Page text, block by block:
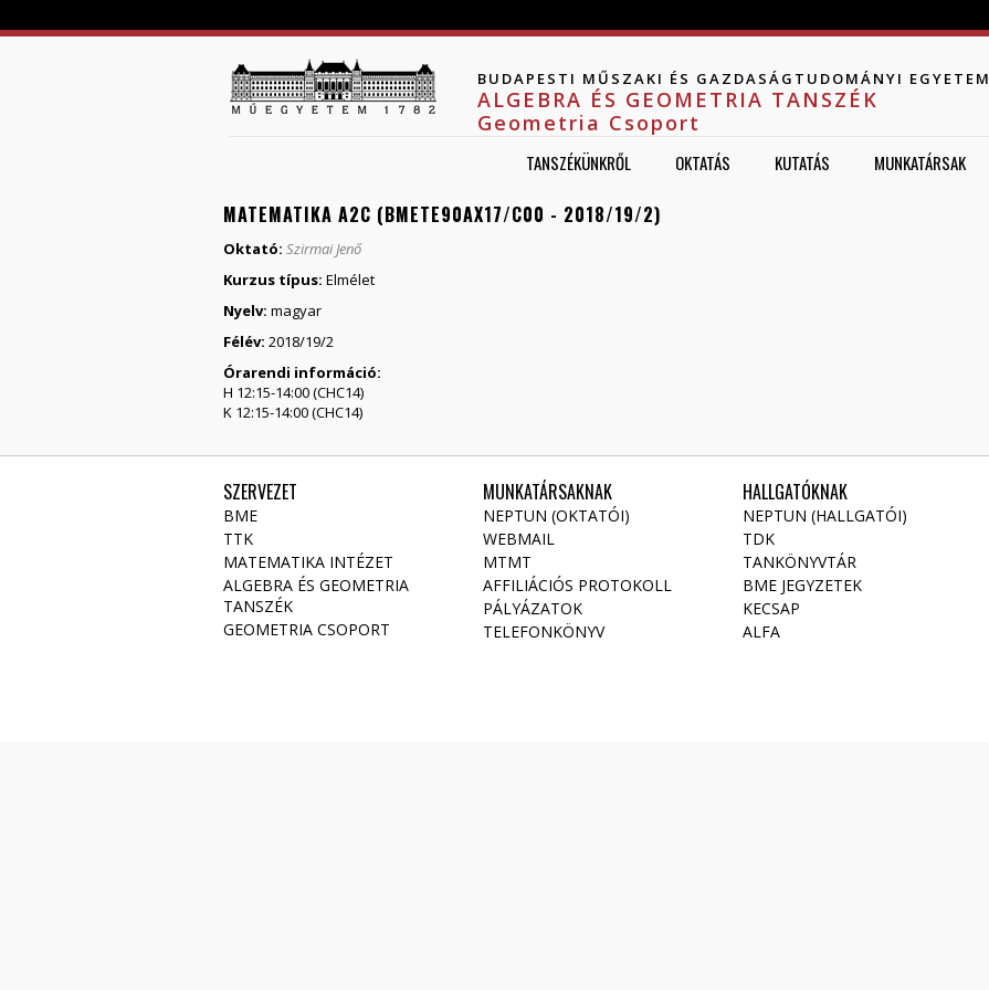
BUDAPESTI MŰSZAKI ÉS GAZDASÁGTUDOMÁNYI EGYETEM
ALGEBRA ÉS GEOMETRIA TANSZÉK
Geometria Csoport
TANSZÉKÜNKRŐL OKTATÁS KUTATÁS MUNKATÁRSAK
MATEMATIKA A2C (BMETE90AX17/C00 - 2018/19/2)
Oktató: Szirmai Jenő
Kurzus típus: Elmélet
Nyelv: magyar
Félév: 2018/19/2
Órarendi információ:
H 12:15-14:00 (CHC14)
K 12:15-14:00 (CHC14)
SZERVEZET
BME
TTK
MATEMATIKA INTÉZET
ALGEBRA ÉS GEOMETRIA
TANSZÉK
GEOMETRIA CSOPORT
MUNKATÁRSAKNAK
NEPTUN (OKTATÓI)
WEBMAIL
MTMT
AFFILIÁCIÓS PROTOKOLL
PÁLYÁZATOK
TELEFONKÖNYV
HALLGATÓKNAK
NEPTUN (HALLGATÓI)
TDK
TANKÖNYVTÁR
BME JEGYZETEK
KECSAP
ALFA